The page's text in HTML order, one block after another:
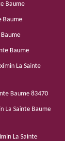
Baume
Baume
Baume
La Sainte
Baume 83470
La Sainte Baume
La Sainte